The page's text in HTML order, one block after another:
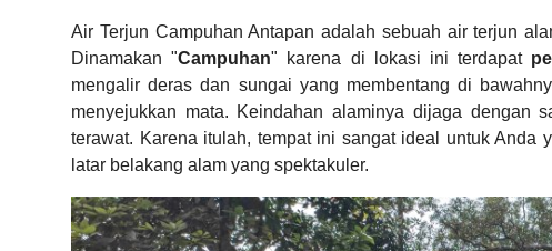
Air Terjun Campuhan Antapan adalah sebuah air terjun
Dinamakan "Campuhan" karena di lokasi ini terdapat
mengalir deras dan sungai yang membentang di
menyejukkan mata. Keindahan alaminya dijaga dengan
terawat. Karena itulah, tempat ini sangat ideal untuk Anda
latar belakang alam yang spektakuler.